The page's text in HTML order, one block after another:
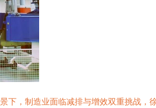
下，制造业面临减排与增效双重挑战，